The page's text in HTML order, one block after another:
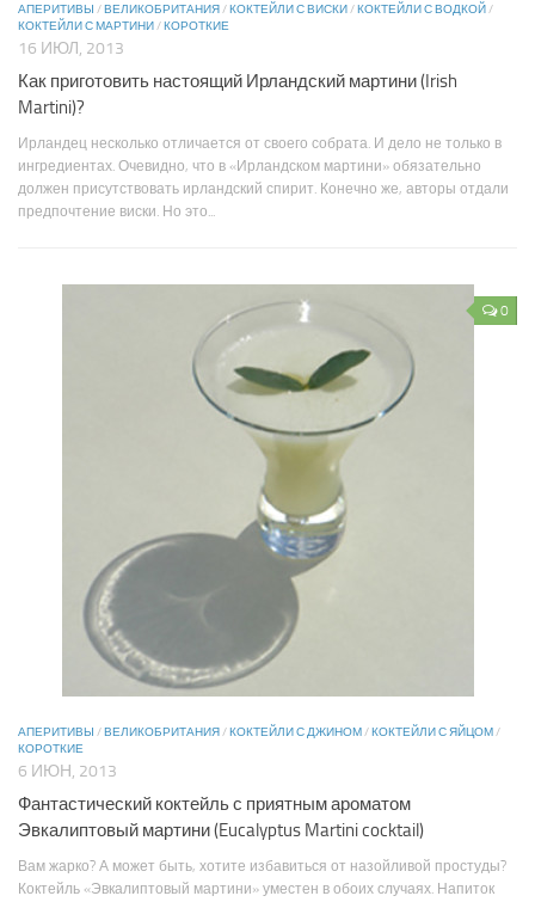
АПЕРИТИВЫ /ВЕЛИКОБРИТАНИЯ/КОКТЕЙЛИ С ВИСКИ/КОКТЕЙЛИ С ВОДКОЙ/
КОКТЕЙЛИ С МАРТИНИ/КОРОТКИЕ
16 ИЮЛ, 2013
Как приготовить настоящий Ирландский мартини (Irish
Martini)?
Ирландец несколько отличается от своего собрата. И дело не только в
ингредиентах. Очевидно, что в «Ирландском мартини» обязательно
должен присутствовать ирландский спирит. Конечно же, авторы отдали
предпочтение виски. Но это...
0
АПЕРИТИВЫ /ВЕЛИКОБРИТАНИЯ/КОКТЕЙЛИ С ДЖИНОМ/КОКТЕЙЛИ С ЯЙЦОМ/
КОРОТКИЕ
6 ИЮН, 2013
Фантастический коктейль с приятным ароматом
Эвкалиптовый мартини (Eucalyptus Martini cocktail)
Вам жарко? А может быть, хотите избавиться от назойливой простуды?
Коктейль «Эвкалиптовый мартини» уместен в обоих случаях. Напиток